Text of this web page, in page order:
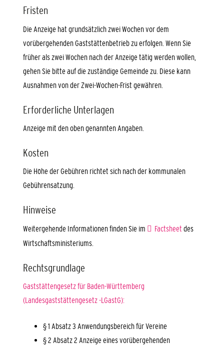
Fristen
Die Anzeige hat grundsätzlich zwei Wochen vor dem
vorübergehenden Gaststättenbetrieb zu erfolgen. Wenn Sie
früher als zwei Wochen nach der Anzeige tätig werden wollen,
gehen Sie bitte auf die zuständige Gemeinde zu. Diese kann
Ausnahmen von der Zwei-Wochen-Frist gewähren.
Erforderliche Unterlagen
Anzeige mit den oben genannten Angaben.
Kosten
Die Höhe der Gebühren richtet sich nach der kommunalen
Gebührensatzung.
Hinweise
Weitergehende Informationen finden Sie im Factsheet des
Wirtschaftsministeriums.
Rechtsgrundlage
Gaststättengesetz für Baden-Württemberg
(Landesgaststättengesetz -LGastG):
§ 1 Absatz 3 Anwendungsbereich für Vereine
§ 2 Absatz 2 Anzeige eines vorübergehenden